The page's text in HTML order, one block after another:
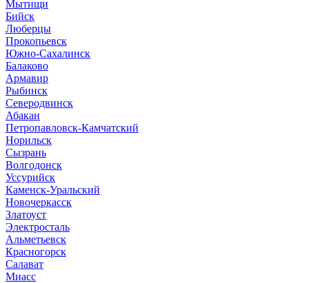
Мытищи
Бийск
Люберцы
Прокопьевск
Южно-Сахалинск
Балаково
Армавир
Рыбинск
Северодвинск
Абакан
Петропавловск-Камчатский
Норильск
Сызрань
Волгодонск
Уссурийск
Каменск-Уральский
Новочеркасск
Златоуст
Электросталь
Альметьевск
Красногорск
Салават
Миасс